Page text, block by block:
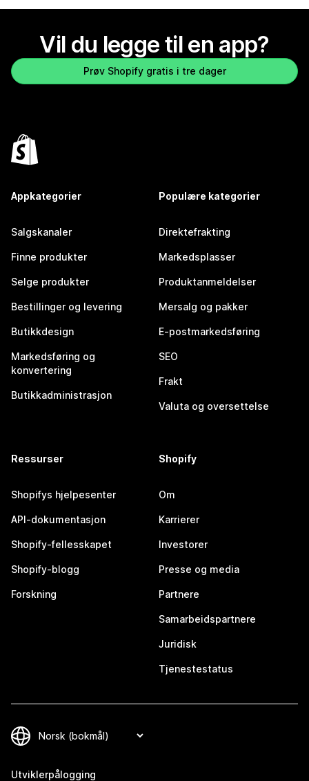
Vil du legge til en app?
Prøv Shopify gratis i tre dager
Appkategorier
Salgskanaler
Finne produkter
Selge produkter
Bestillinger og levering
Butikkdesign
Markedsføring og
konvertering
Butikkadministrasjon
Populære kategorier
Direktefrakting
Markedsplasser
Produktanmeldelser
Mersalg og pakker
E-postmarkedsføring
SEO
Frakt
Valuta og oversettelse
Ressurser
Shopifys hjelpesenter
API-dokumentasjon
Shopify-fellesskapet
Shopify-blogg
Forskning
Shopify
Om
Karrierer
Investorer
Presse og media
Partnere
Samarbeidspartnere
Juridisk
Tjenestestatus
Utviklerpålogging